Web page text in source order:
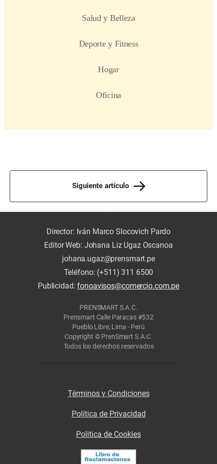
Siguiente artículo
Director: Iván Marco Slocovich Pardo
Editor Web: Johana Liz Ugaz Oscanoa
johana.ugaz@prensmart.pe
Teléfono: (+511) 311 6500
Publicidad:fonoavisos@comercio.com.pe
PRENSMART S.A.C.
Prensmart Calle Paracas #532
Pueblo Libre, Lima - Perú
Copyright © PrenSmart S.A.C.
Todos los derechos reservados
Términos y Condiciones
Política de Privacidad
Politica de Cookies